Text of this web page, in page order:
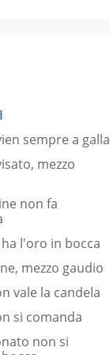
sempre a galla
mezzo
non fa
l'oro in bocca
mezzo gaudio
vale la candela
si comanda
non si